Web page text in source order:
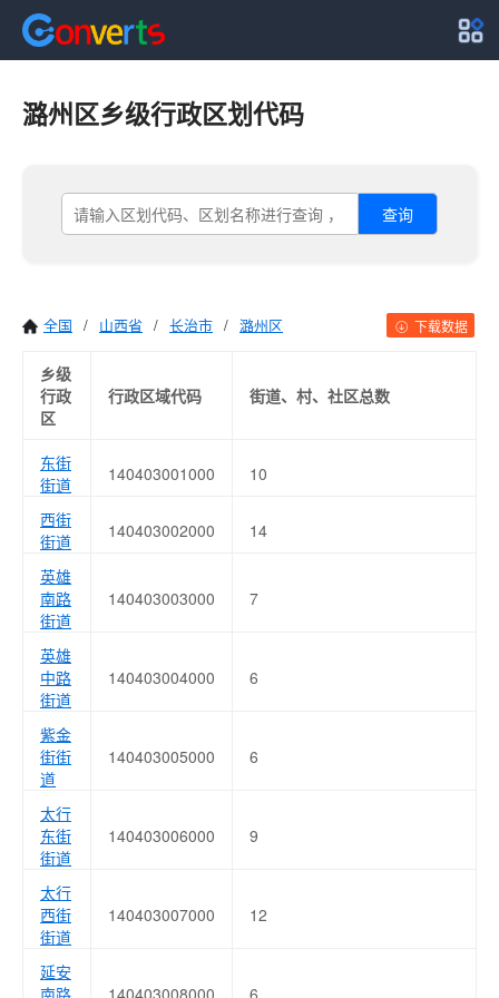
潞州区乡级行政区划代码
查询
全国 / 山西省 / 长治市 / 潞州区 下载数据
乡级
行政
区
行政区域代码 街道、村、社区总数
东街
街道
140403001000 10
西街
街道
140403002000 14
英雄
南路
街道
140403003000 7
英雄
中路
街道
140403004000 6
紫金
街街
道
140403005000 6
太行
东街
街道
140403006000 9
太行
西街
街道
140403007000 12
延安
南路
140403008000 6